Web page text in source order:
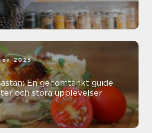
2025
En genomtänkt guide
och stora upplevelser